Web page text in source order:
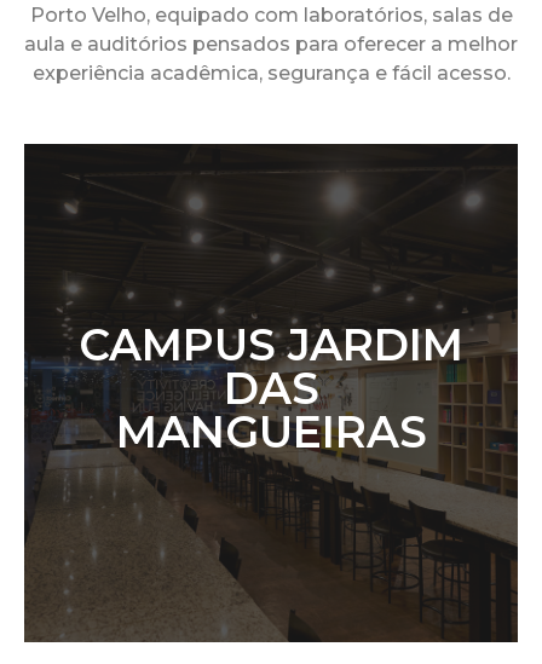
Porto Velho, equipado com laboratórios, salas de
aula e auditórios pensados para oferecer a melhor
experiência acadêmica, segurança e fácil acesso.
CAMPUS JARDIM
DAS
MANGUEIRAS